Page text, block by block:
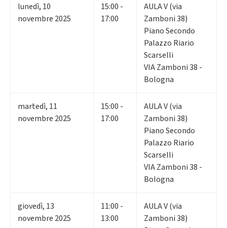
lunedì, 10
novembre 2025
15:00 -
17:00
AULA V (via
Zamboni 38)
Piano Secondo
Palazzo Riario
Scarselli
VIA Zamboni 38 -
Bologna
martedì, 11
novembre 2025
15:00 -
17:00
AULA V (via
Zamboni 38)
Piano Secondo
Palazzo Riario
Scarselli
VIA Zamboni 38 -
Bologna
giovedì, 13
novembre 2025
11:00 -
13:00
AULA V (via
Zamboni 38)